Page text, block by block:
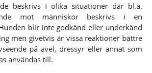
beskrivs i olika situationer där bl.a.
mot människor beskrivs i en
blir inte godkänd eller underkänd
men givetvis är vissa reaktioner bättre
på avel, dressyr eller annat som
användas till.